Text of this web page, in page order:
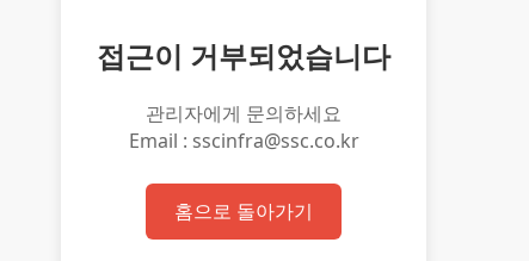
접근이 거부되었습니다
관리자에게 문의하세요
Email : sscinfra@ssc.co.kr
홈으로 돌아가기